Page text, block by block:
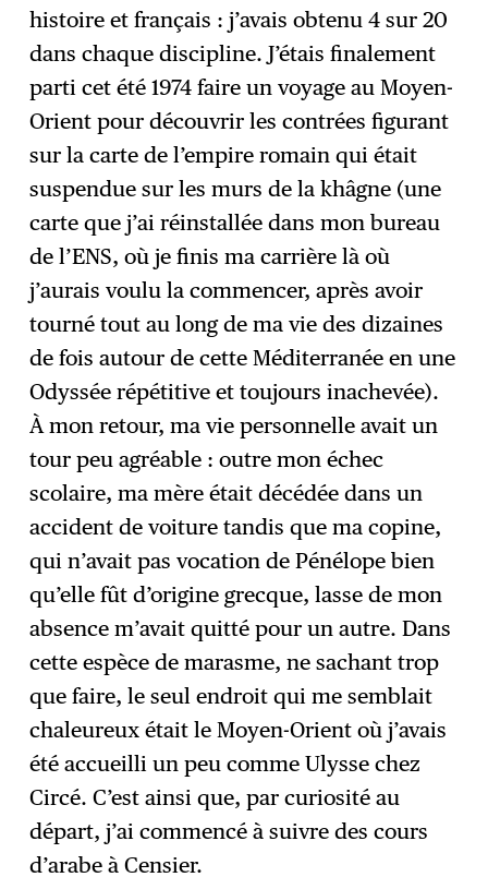
histoire et français : j’avais obtenu 4 sur 20
dans chaque discipline. J’étais finalement
parti cet été 1974 faire un voyage au Moyen-
Orient pour découvrir les contrées figurant
sur la carte de l’empire romain qui était
suspendue sur les murs de la khâgne (une
carte que j’ai réinstallée dans mon bureau
de l’ENS, où je finis ma carrière là où
j’aurais voulu la commencer, après avoir
tourné tout au long de ma vie des dizaines
de fois autour de cette Méditerranée en une
Odyssée répétitive et toujours inachevée).
À mon retour, ma vie personnelle avait un
tour peu agréable : outre mon échec
scolaire, ma mère était décédée dans un
accident de voiture tandis que ma copine,
qui n’avait pas vocation de Pénélope bien
qu’elle fût d’origine grecque, lasse de mon
absence m’avait quitté pour un autre. Dans
cette espèce de marasme, ne sachant trop
que faire, le seul endroit qui me semblait
chaleureux était le Moyen-Orient où j’avais
été accueilli un peu comme Ulysse chez
Circé. C’est ainsi que, par curiosité au
départ, j’ai commencé à suivre des cours
d’arabe à Censier.